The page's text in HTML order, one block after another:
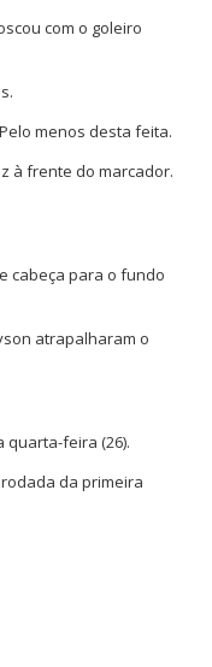
com o goleiro
menos desta feita.
à frente do marcador.
cabeça para o fundo
atrapalharam o
quarta-feira (26).
da primeira